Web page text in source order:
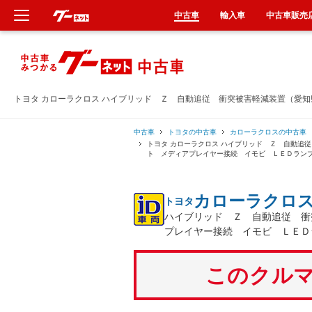
トヨタ カローラクロス ハイブリッド Ｚ 自動追従 衝突被害軽減装置（愛知
中古車 トヨタの中古車
カローラクロスの中古車
トヨタ カローラクロス ハイブリッド Ｚ 自動
ト メディアプレイヤー接続 イモビ ＬＥＤラ
トヨタ カローラクロ
ハイブリッド Ｚ 自動追従 衝
プレイヤー接続 イモビ ＬＥ
このクル
中古車 輸入車 中古車販売
新車
中古車